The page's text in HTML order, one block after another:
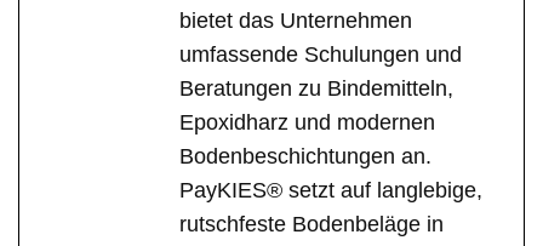
bietet das Unternehmen
umfassende Schulungen und
Beratungen zu Bindemitteln,
Epoxidharz und modernen
Bodenbeschichtungen an.
PayKIES® setzt auf langlebige,
rutschfeste Bodenbeläge in